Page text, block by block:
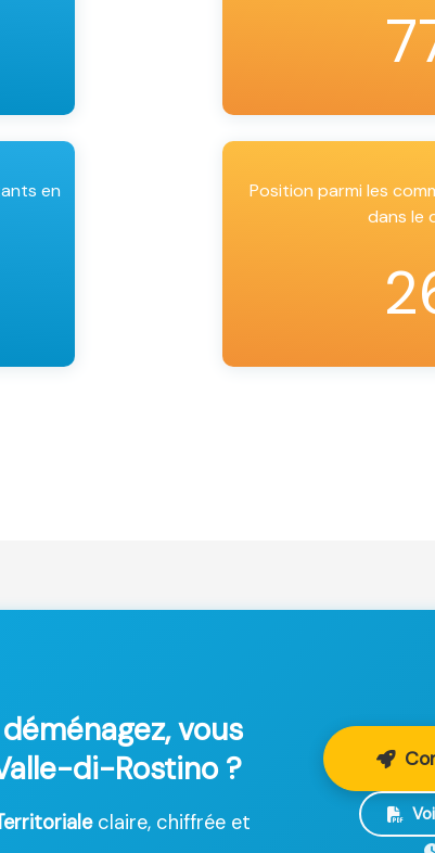
en
Position parmi les
dans le
vous
di-Rostino ?
claire, chiffrée et